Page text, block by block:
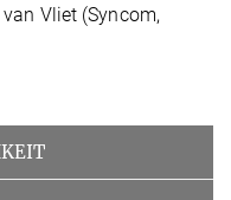
Vliet (Syncom,